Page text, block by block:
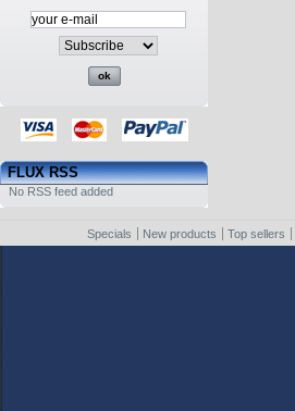
FLUX RSS
No RSS feed added
Specials New products Top sellers